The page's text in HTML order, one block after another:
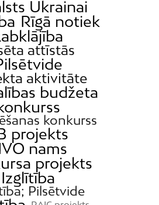
Ukrainai
Rīgā notiek
attīstās
aktivitāte
budžeta
konkurss
projekts
nams
projekts
Izglītība
Pilsētvide